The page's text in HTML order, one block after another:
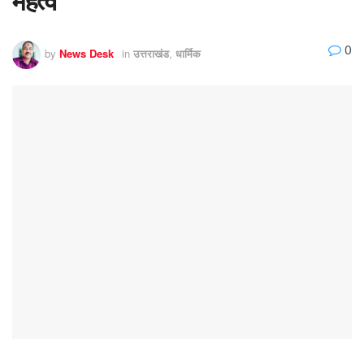
by News Desk in उत्तराखंड, धार्मिक 0